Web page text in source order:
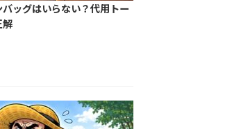
ッグはいらない？代用トー
解